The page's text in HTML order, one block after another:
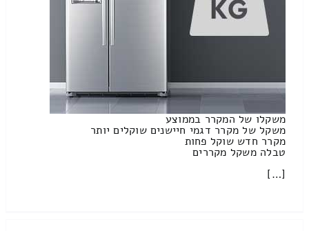
משקלו של המקרר בממוצע
משקל של מקרר דגמי חיישנים שוקלים יותר
מקרר חדש שוקל פחות
טבלה משקל מקררים
[…]